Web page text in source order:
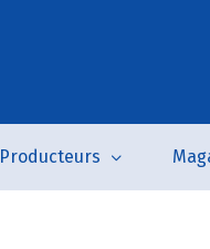
Producteurs